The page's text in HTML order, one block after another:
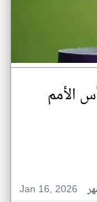
الأمم
Jan 16, 2026